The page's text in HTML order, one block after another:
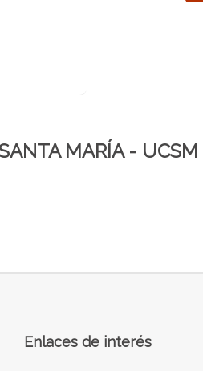
MARÍA -
Enlaces de interés